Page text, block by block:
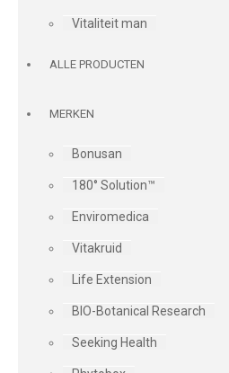
Vitaliteit man
ALLE PRODUCTEN
MERKEN
Bonusan
180° Solution™
Enviromedica
Vitakruid
Life Extension
BIO-Botanical Research
Seeking Health